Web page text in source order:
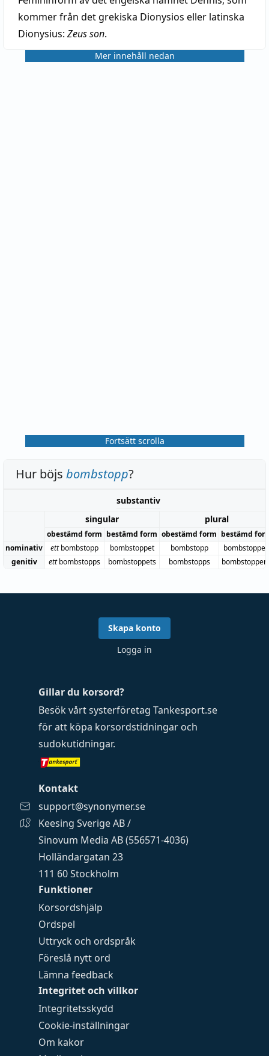
kommer från det grekiska Dionysios eller latinska
Dionysius: Zeus son.
Mer innehåll nedan
Fortsätt scrolla
Hur böjs bombstopp?
substantiv
singular
plural
obestämd form bestämd form obestämd form bestämd
nominativ
ettbombstopp bombstoppet bombstopp
bombstoppen
genitiv
ettbombstopps bombstoppets bombstopps
Funktioner
Korsordshjälp
Ordspel
Uttryck och ordspråk
Föreslå nytt ord
Lämna feedback
Integritet och villkor
Integritetsskydd
Cookie-inställningar
Om kakor
Gillar du korsord?
Besök vårt systerföretag Tankesport.se
för att köpa korsordstidningar och
sudokutidningar.
Kontakt
support@synonymer.se
Keesing Sverige AB /
Sinovum Media AB (556571-4036)
Holländargatan 23
111 60 Stockholm
Skapa konto
Logga in